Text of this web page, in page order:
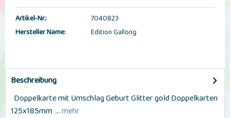
Artikel-Nr.:
7040823
Hersteller Name:
Edition Gallong
Beschreibung
Doppelkarte mit Umschlag Geburt Glitter gold Doppelkarten
125x185mm ...mehr